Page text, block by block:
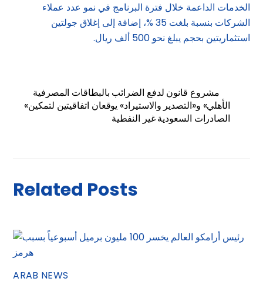
الخدمات الداعمة خلال فترة البرنامج في نمو عدد عملاء
الشركات بنسبة بلغت 35 %، إضافة إلى إغلاق جولتين
استثماريتين بحجم يبلغ نحو 500 ألف ريال.
مشروع قانون لدفع الضرائب بالبطاقات المصرفية
«الأهلي» و«التصدير والاستيراد» يوقعان اتفاقيتين لتمكين
الصادرات السعودية غير النفطية
Related Posts
ARAB NEWS